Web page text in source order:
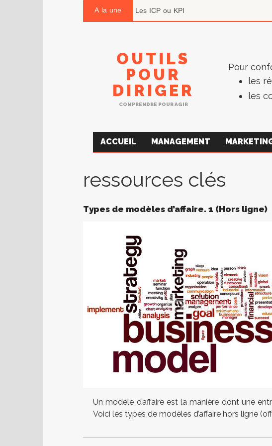
A la une Ils déclarent vouloir faire X et font Y
OUTILS
POUR
DIRIGER
COMPRENDRE POUR AGIR
Pour
les
les
ACCUEIL MANAGEMENT
ressources clés
Types de modèles d’affaire. 1 (Hors ligne)
Un modèle d’affaire est la manière dont une
Voici les types de modèles d’affaire hors ligne